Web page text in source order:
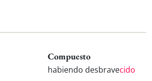
Compuesto
habiendo desbravecido